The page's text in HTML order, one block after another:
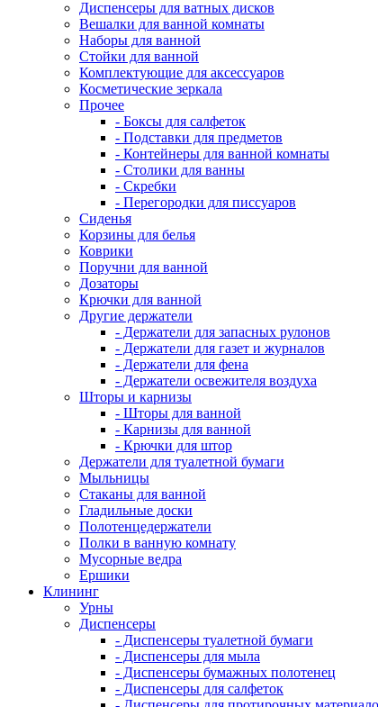
Диспенсеры для ватных дисков
Вешалки для ванной комнаты
Наборы для ванной
Стойки для ванной
Комплектующие для аксессуаров
Косметические зеркала
Прочее
- Боксы для салфеток
- Подставки для предметов
- Контейнеры для ванной комнаты
- Столики для ванны
- Скребки
- Перегородки для писсуаров
Сиденья
Корзины для белья
Коврики
Поручни для ванной
Дозаторы
Крючки для ванной
Другие держатели
- Держатели для запасных рулонов
- Держатели для газет и журналов
- Держатели для фена
- Держатели освежителя воздуха
Шторы и карнизы
- Шторы для ванной
- Карнизы для ванной
- Крючки для штор
Держатели для туалетной бумаги
Мыльницы
Стаканы для ванной
Гладильные доски
Полотенцедержатели
Полки в ванную комнату
Мусорные ведра
Ершики
Клининг
Урны
Диспенсеры
- Диспенсеры туалетной бумаги
- Диспенсеры для мыла
- Диспенсеры бумажных полотенец
- Диспенсеры для салфеток